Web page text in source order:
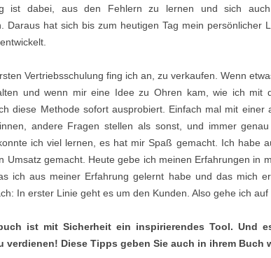
ist dabei, aus den Fehlern zu lernen und sich
Daraus hat sich bis zum heutigen Tag mein persönlicher
Vertriebsschulung fing ich an, zu verkaufen. Wenn
und wenn mir eine Idee zu Ohren kam, wie ich mit
diese Methode sofort ausprobiert. Einfach mal mit einer
andere Fragen stellen als sonst, und immer
ich viel lernen, es hat mir Spaß gemacht. Ich habe
Umsatz gemacht. Heute gebe ich meinen Erfahrungen in
ich aus meiner Erfahrung gelernt habe und das mich
In erster Linie geht es um den Kunden. Also gehe ich auf
ist mit Sicherheit ein inspirierendes Tool. Und
verdienen! Diese Tipps geben Sie auch in ihrem Buch